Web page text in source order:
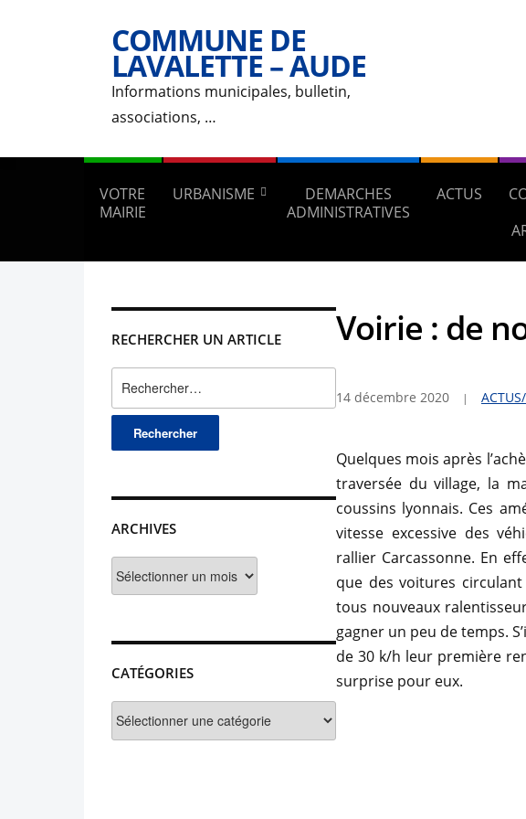
COMMUNE DE
LAVALETTE – AUDE
Informations municipales, bulletin,
associations, …
VOTRE
MAIRIE
URBANISME
DEMARCHES
ADMINISTRATIVES
ACTUS
RECHERCHER UN ARTICLE
ARCHIVES
CATÉGORIES
Voirie : de
14 décembre 2020
Quelques mois après
traversée du village, la
coussins lyonnais. Ces
vitesse excessive des
rallier Carcassonne. En
que des voitures
tous nouveaux
gagner un peu de temps.
de 30 k/h leur première
surprise pour eux.